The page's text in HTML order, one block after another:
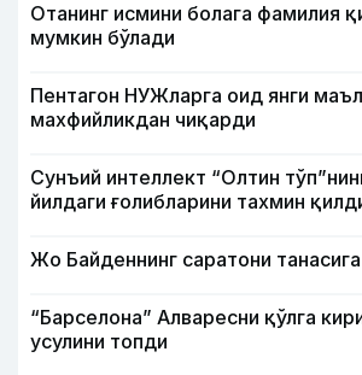
Отанинг исмини болага фамилия
мумкин бўлади
Пентагон НУЖларга оид янги
махфийликдан чиқарди
Сунъий интеллект “Олтин
йилдаги ғолибларини тахмин
Жо Байденнинг саратони
“Барселона” Алваресни қўлга
усулини топди